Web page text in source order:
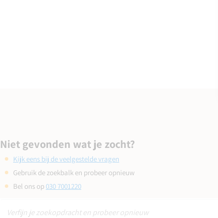
Niet gevonden wat je zocht?
Kijk eens bij de veelgestelde vragen
Gebruik de zoekbalk en probeer opnieuw
Bel ons op 030 7001220